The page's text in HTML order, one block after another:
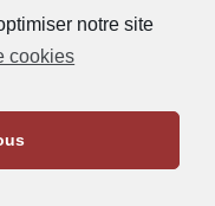
notre site
cookies